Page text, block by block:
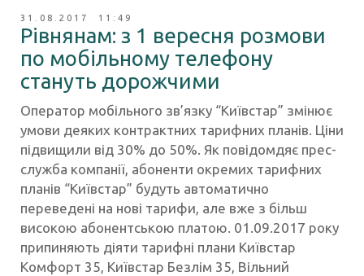
31.08.2017 11:49
Рівнянам: з 1 вересня розмови
по мобільному телефону
стануть дорожчими
Оператор мобільного зв’язку “Київстар” змінює
умови деяких контрактних тарифних планів. Ціни
підвищили від 30% до 50%. Як повідомдяє прес-
служба компанії, абоненти окремих тарифних
планів “Київстар” будуть автоматично
переведені на нові тарифи, але вже з більш
високою абонентською платою. 01.09.2017 року
припиняють діяти тарифні плани Київстар
Комфорт 35, Київстар Безлім 35, Вільний